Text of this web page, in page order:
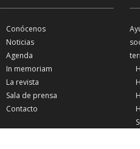
Conócenos
Noticias
Agenda
In memoriam
La revista
Sala de prensa
Contacto